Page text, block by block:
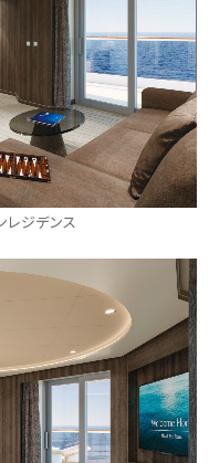
レジデンス